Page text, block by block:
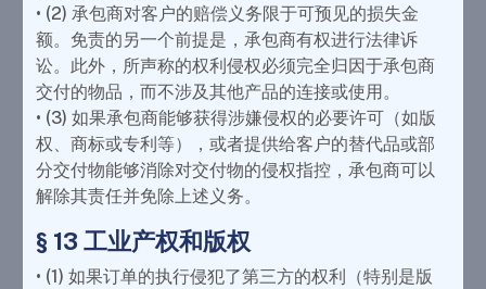
• (2) 承包商对客户的赔偿义务限于可预见的损失金
额。免责的另一个前提是，承包商有权进行法律诉
讼。此外，所声称的权利侵权必须完全归因于承包商
交付的物品，而不涉及其他产品的连接或使用。
• (3) 如果承包商能够获得涉嫌侵权的必要许可（如版
权、商标或专利等），或者提供给客户的替代品或部
分交付物能够消除对交付物的侵权指控，承包商可以
解除其责任并免除上述义务。
§ 13 工业产权和版权
• (1) 如果订单的执行侵犯了第三方的权利（特别是版